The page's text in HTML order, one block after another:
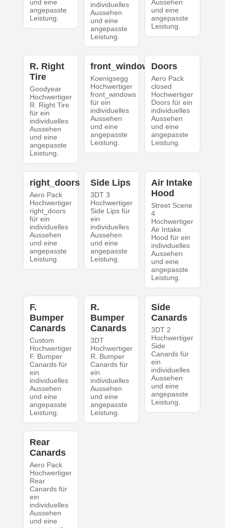
und eine
angepasste
Leistung.
individuelles
Aussehen
und eine
angepasste
Leistung.
Aussehen
und eine
angepasste
Leistung.
R. Right
Tire
Goodyear
Hochwertiger
R. Right Tire
für ein
individuelles
Aussehen
und eine
angepasste
Leistung.
front_windows
Koenigsegg
Hochwertiger
front_windows
für ein
individuelles
Aussehen
und eine
angepasste
Leistung.
Doors
Aero Pack
closed
Hochwertiger
Doors für ein
individuelles
Aussehen
und eine
angepasste
Leistung.
right_doors
Aero Pack
Hochwertiger
right_doors
für ein
individuelles
Aussehen
und eine
angepasste
Leistung.
Side Lips
3DT 3
Hochwertiger
Side Lips für
ein
individuelles
Aussehen
und eine
angepasste
Leistung.
Air Intake
Hood
Street Scene
4
Hochwertiger
Air Intake
Hood für ein
individuelles
Aussehen
und eine
angepasste
Leistung.
F.
Bumper
Canards
Custom
Hochwertiger
F. Bumper
Canards für
ein
individuelles
Aussehen
und eine
angepasste
Leistung.
R.
Bumper
Canards
3DT
Hochwertiger
R. Bumper
Canards für
ein
individuelles
Aussehen
und eine
angepasste
Leistung.
Side
Canards
3DT 2
Hochwertiger
Side
Canards für
ein
individuelles
Aussehen
und eine
angepasste
Leistung.
Rear
Canards
Aero Pack
Hochwertiger
Rear
Canards für
ein
individuelles
Aussehen
und eine